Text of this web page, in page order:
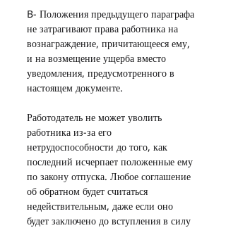
B- Положения предыдущего параграфа
не затрагивают права работника на
вознаграждение, причитающееся ему,
и на возмещение ущерба вместо
уведомления, предусмотренного в
настоящем документе.
Работодатель не может уволить
работника из-за его
нетрудоспособности до того, как
последний исчерпает положенные ему
по закону отпуска. Любое соглашение
об обратном будет считаться
недействительным, даже если оно
будет заключено до вступления в силу